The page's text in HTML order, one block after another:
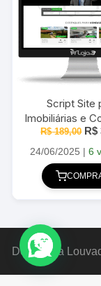
Script Site
Imobiliárias e
100%
PHP com
R$189,00 O
era:
R$
R$
24/06/2025 | 6
Deus Seja